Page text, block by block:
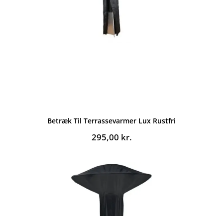
Betræk Til Terrassevarmer Lux Rustfri
295,00 kr.